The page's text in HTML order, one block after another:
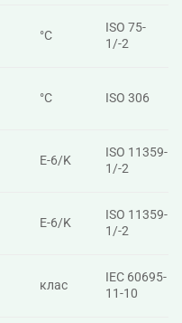
°C
ISO 75-
1/-2
°C ISO 306
E-6/K
ISO 11359-
1/-2
E-6/K
ISO 11359-
1/-2
клас
IEC 60695-
11-10